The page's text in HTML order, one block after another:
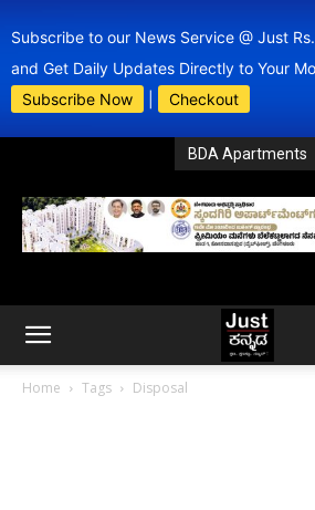
Subscribe to our News Service @ Just
and Get Daily Updates Directly to Your
Subscribe Now
Checkout
BDA Apartments
Home Tags Disposal